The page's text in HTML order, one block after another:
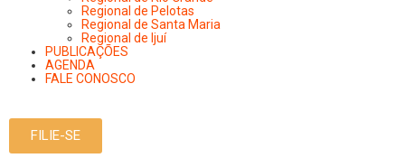
Regional de Pelotas
Regional de Santa Maria
Regional de Ijuí
PUBLICAÇÕES
AGENDA
FALE CONOSCO
FILIE-SE